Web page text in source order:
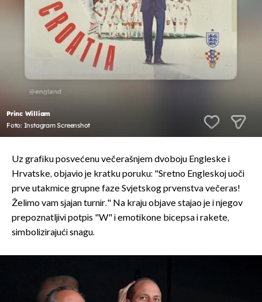
Princ William
Foto: Instagram Screenshot
Uz grafiku posvećenu večerašnjem dvoboju Engleske i
Hrvatske, objavio je kratku poruku: "Sretno Engleskoj uoči
prve utakmice grupne faze Svjetskog prvenstva večeras!
Želimo vam sjajan turnir." Na kraju objave stajao je i njegov
prepoznatljivi potpis "W" i emotikone bicepsa i rakete,
simbolizirajući snagu.